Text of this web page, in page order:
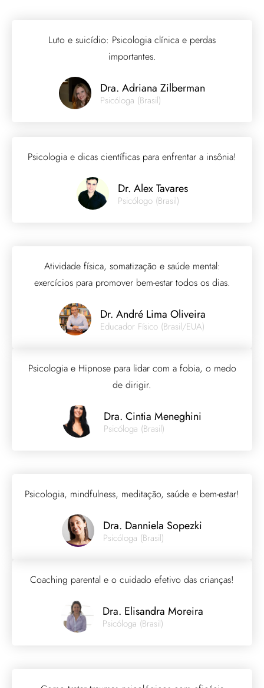
Luto e suicídio: Psicologia clínica e perdas
importantes.
Dra. Adriana Zilberman
Psicóloga (Brasil)
Psicologia e dicas científicas para enfrentar a insônia!
Dr. Alex Tavares
Psicólogo (Brasil)
Atividade física, somatização e saúde mental:
exercícios para promover bem-estar todos os dias.
Dr. André Lima Oliveira
Educador Físico (Brasil/EUA)
Psicologia e Hipnose para lidar com a fobia, o medo
de dirigir.
Dra. Cintia Meneghini
Psicóloga (Brasil)
Psicologia, mindfulness, meditação, saúde e bem-estar!
Dra. Danniela Sopezki
Psicóloga (Brasil)
Coaching parental e o cuidado efetivo das crianças!
Dra. Elisandra Moreira
Psicóloga (Brasil)